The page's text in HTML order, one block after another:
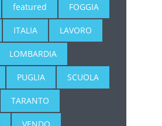
featured FOGGIA
ITALIA LAVORO
LOMBARDIA
PUGLIA SCUOLA
TARANTO
VENDO